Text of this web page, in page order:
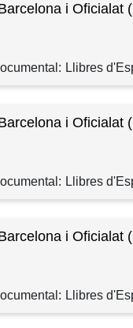
i Oficialat
Llibres
i Oficialat
Llibres
i Oficialat
Llibres